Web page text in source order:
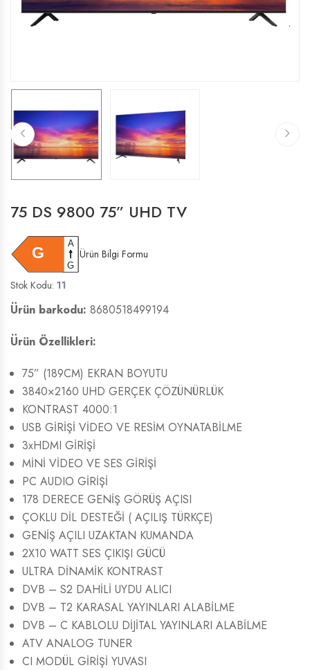
75 DS 9800 75” UHD TV
Ürün Bilgi Formu
Stok Kodu: 11
Ürün barkodu: 8680518499194
Ürün Özellikleri:
75” (189CM) EKRAN BOYUTU
3840×2160 UHD GERÇEK ÇÖZÜNÜRLÜK
KONTRAST 4000:1
USB GİRİŞİ VİDEO VE RESİM OYNATABİLME
3xHDMI GİRİŞİ
MİNİ VİDEO VE SES GİRİŞİ
PC AUDIO GİRİŞİ
178 DERECE GENİŞ GÖRÜŞ AÇISI
ÇOKLU DİL DESTEĞİ ( AÇILIŞ TÜRKÇE)
GENİŞ AÇILI UZAKTAN KUMANDA
2X10 WATT SES ÇIKIŞI GÜCÜ
ULTRA DİNAMİK KONTRAST
DVB – S2 DAHİLİ UYDU ALICI
DVB – T2 KARASAL YAYINLARI ALABİLME
DVB – C KABLOLU DİJİTAL YAYINLARI ALABİLME
ATV ANALOG TUNER
CI MODÜL GİRİŞİ YUVASI